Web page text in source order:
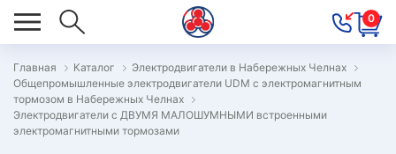
0
Главная Каталог
Электродвигатели в Набережных Челнах
Общепромышленные электродвигатели UDM с электромагнитным
тормозом в Набережных Челнах
Электродвигатели с ДВУМЯ МАЛОШУМНЫМИ встроенными
электромагнитными тормозами